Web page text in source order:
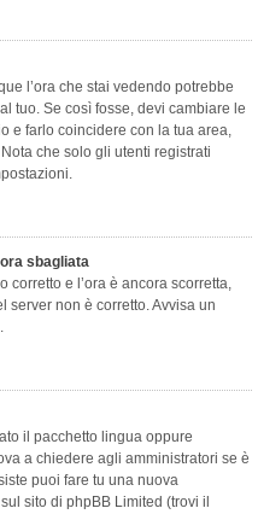
l’ora che stai vedendo potrebbe
tuo. Se così fosse, devi cambiare le
e farlo coincidere con la tua area,
che solo gli utenti registrati
sbagliata
corretto e l’ora è ancora scorretta,
server non è corretto. Avvisa un
il pacchetto lingua oppure
a chiedere agli amministratori se è
puoi fare tu una nuova
sito di phpBB Limited (trovi il